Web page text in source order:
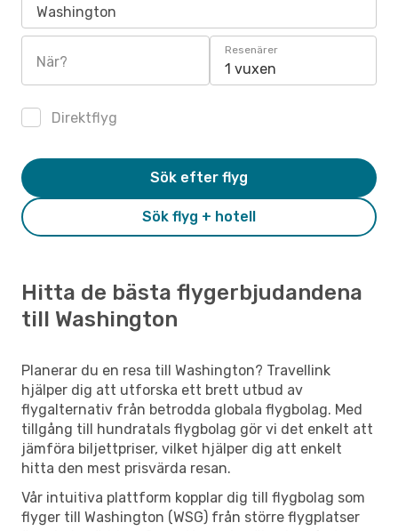
Washington
När?
Resenärer
1 vuxen
Direktflyg
Sök flyg + hotell
Sök efter flyg
Hitta de bästa flygerbjudandena
till Washington
Planerar du en resa till Washington? Travellink
hjälper dig att utforska ett brett utbud av
flygalternativ från betrodda globala flygbolag. Med
tillgång till hundratals flygbolag gör vi det enkelt att
jämföra biljettpriser, vilket hjälper dig att enkelt
hitta den mest prisvärda resan.
Vår intuitiva plattform kopplar dig till flygbolag som
flyger till Washington (WSG) från större flygplatser